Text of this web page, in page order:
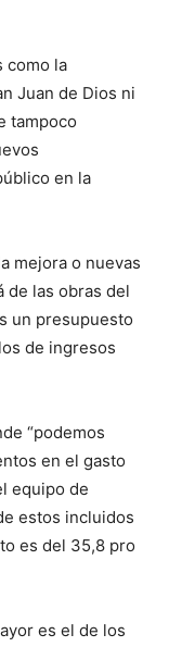
como la
Juan de Dios ni
tampoco
en la
mejora o nuevas
de las obras del
un presupuesto
de ingresos
“podemos
en el gasto
equipo de
estos incluidos
es del 35,8 pro
es el de los